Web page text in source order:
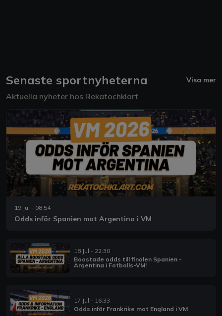
Senaste sportnyheterna Visa mer
Aktuella nyheter hos Rekatochklart
19 Jul - 08:54
Odds inför Spanien mot Argentina i VM
18 Jul - 22:30
Boostade odds till finalen Spanien -
Argentina i Fotbolls-VM!
17 Jul - 16:33
Odds inför Frankrike mot England i VM